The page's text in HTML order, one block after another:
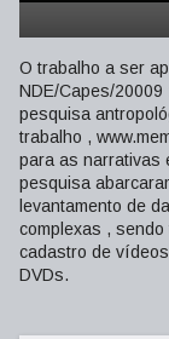
O trabalho a ser
NDE/Capes/20009
pesquisa
trabalho ,
para as narrativas
pesquisa
levantamento de
complexas ,
cadastro de
DVDs.